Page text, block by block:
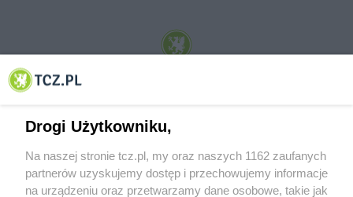
© 2001-2026 Tczew - TCZ.PL Sp. z o.o. Internetowy Serwis Informacyjny Miasta
Drogi Użytkowniku,
Na naszej stronie tcz.pl, my oraz naszych 1162 zaufanych
partnerów uzyskujemy dostęp i przechowujemy informacje
na urządzeniu oraz przetwarzamy dane osobowe, takie jak